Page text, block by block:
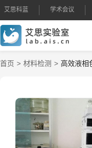
艾思科蓝 学术会议
首页 材料检测 高效液相